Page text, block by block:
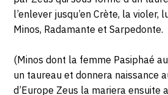
l’enlever jusqu’en Crète, la violer,
Minos, Radamante et Sarpedonte.
(Minos dont la femme Pasiphaé
un taureau et donnera naissance
d’Europe Zeus la mariera ensuite